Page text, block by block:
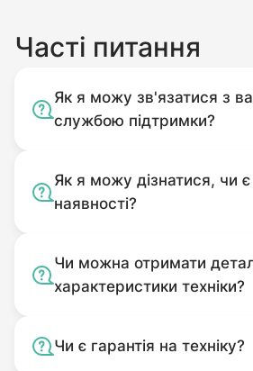
Часті питання
Як я можу зв'язатися з
службою підтримки?
Як я можу дізнатися, чи є
наявності?
Чи можна отримати
характеристики техніки?
Чи є гарантія на техніку?